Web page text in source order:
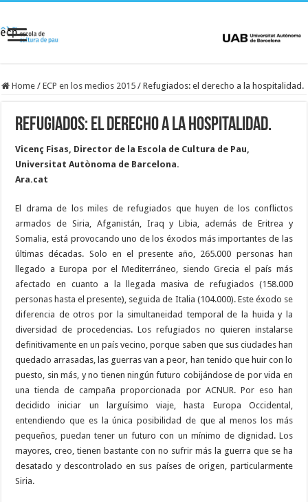
Home / ECP en los medios 2015 / Refugiados: el derecho a la hospitalidad.
Refugiados: el derecho a la hospitalidad.
Vicenç Fisas, Director de la Escola de Cultura de Pau,
Universitat Autònoma de Barcelona.
Ara.cat
El drama de los miles de refugiados que huyen de los conflictos
armados de Siria, Afganistán, Iraq y Libia, además de Eritrea y
Somalia, está provocando uno de los éxodos más importantes de las
últimas décadas. Solo en el presente año, 265.000 personas han
llegado a Europa por el Mediterráneo, siendo Grecia el país más
afectado en cuanto a la llegada masiva de refugiados (158.000
personas hasta el presente), seguida de Italia (104.000). Este éxodo se
diferencia de otros por la simultaneidad temporal de la huida y la
diversidad de procedencias. Los refugiados no quieren instalarse
definitivamente en un país vecino, porque saben que sus ciudades han
quedado arrasadas, las guerras van a peor, han tenido que huir con lo
puesto, sin más, y no tienen ningún futuro cobijándose de por vida en
una tienda de campaña proporcionada por ACNUR. Por eso han
decidido iniciar un larguísimo viaje, hasta Europa Occidental,
entendiendo que es la única posibilidad de que al menos los más
pequeños, puedan tener un futuro con un mínimo de dignidad. Los
mayores, creo, tienen bastante con no sufrir más la guerra que se ha
desatado y descontrolado en sus países de origen, particularmente
Siria.